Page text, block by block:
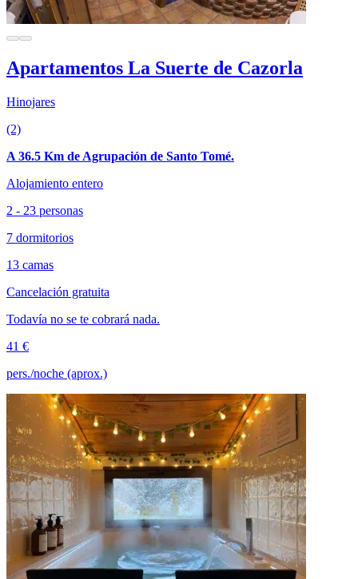
Apartamentos La Suerte de Cazorla
Hinojares
(2)
A 36.5 Km de Agrupación de Santo Tomé.
Alojamiento entero
2 - 23 personas
7 dormitorios
13 camas
Cancelación gratuita
Todavía no se te cobrará nada.
41 €
pers./noche (aprox.)